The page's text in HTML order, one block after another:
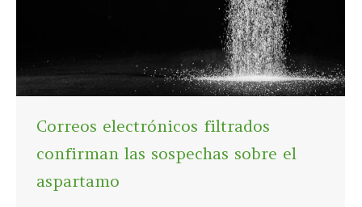
Correos electrónicos filtrados
confirman las sospechas sobre el
aspartamo